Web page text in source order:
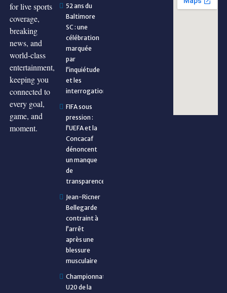
for live sports
coverage,
breaking
news, and
world-class
entertainment,
keeping you
connected to
every goal,
game, and
moment.
52 ans du
Baltimore
SC : une
célébration
marquée
par
l’inquiétude
et les
interrogations
FIFA sous
pression :
l’UEFA et la
Concacaf
dénoncent
un manque
de
transparence
Jean-Ricner
Bellegarde
contraint à
l’arrêt
après une
blessure
musculaire
Championnat
U20 de la